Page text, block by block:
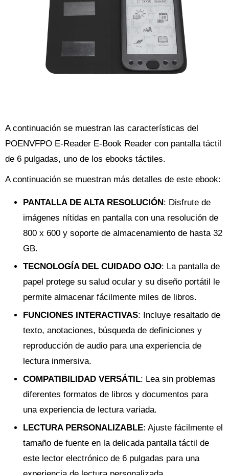
A continuación se muestran las características del
POENVFPO E-Reader E-Book Reader con pantalla táctil
de 6 pulgadas, uno de los ebooks táctiles.
A continuación se muestran más detalles de este ebook:
PANTALLA DE ALTA RESOLUCIÓN: Disfrute de
imágenes nítidas en pantalla con una resolución de
800 x 600 y soporte de almacenamiento de hasta 32
GB.
TECNOLOGÍA DEL CUIDADO OJO: La pantalla de
papel protege su salud ocular y su diseño portátil le
permite almacenar fácilmente miles de libros.
FUNCIONES INTERACTIVAS: Incluye resaltado de
texto, anotaciones, búsqueda de definiciones y
reproducción de audio para una experiencia de
lectura inmersiva.
COMPATIBILIDAD VERSÁTIL: Lea sin problemas
diferentes formatos de libros y documentos para
una experiencia de lectura variada.
LECTURA PERSONALIZABLE: Ajuste fácilmente el
tamaño de fuente en la delicada pantalla táctil de
este lector electrónico de 6 pulgadas para una